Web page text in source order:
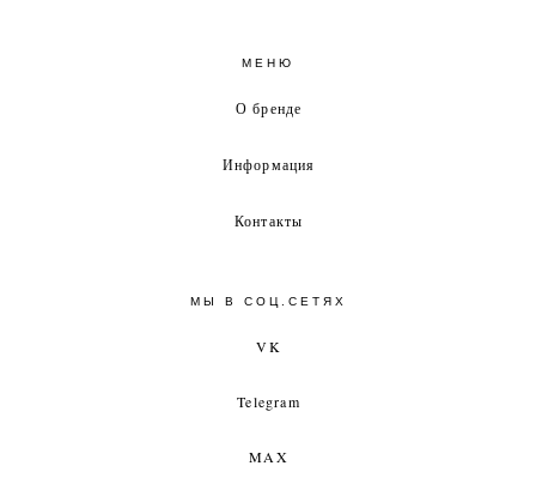
МЕНЮ
О бренде
Информация
Контакты
МЫ В СОЦ.СЕТЯХ
VK
Telegram
MAX